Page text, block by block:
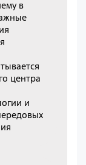
в
центра
и